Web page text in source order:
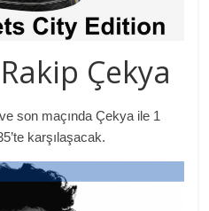
Çekya
son maçında Çekya ile 1
karşılaşacak.